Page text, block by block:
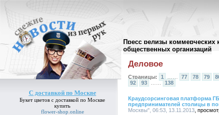
Пресс релизы коммерческих
общественных организаций
С доставкой по Москве
Букет цветов с доставкой по Москве
купить
flower-shop.online
Архив пресс-релизов//
Деловое
Страницы: 1 77 78 79
92
93 …… 138
Краудсорсинговая платформа
предпринимателей столицы в
Москвы", 06:53, 13.11.2013